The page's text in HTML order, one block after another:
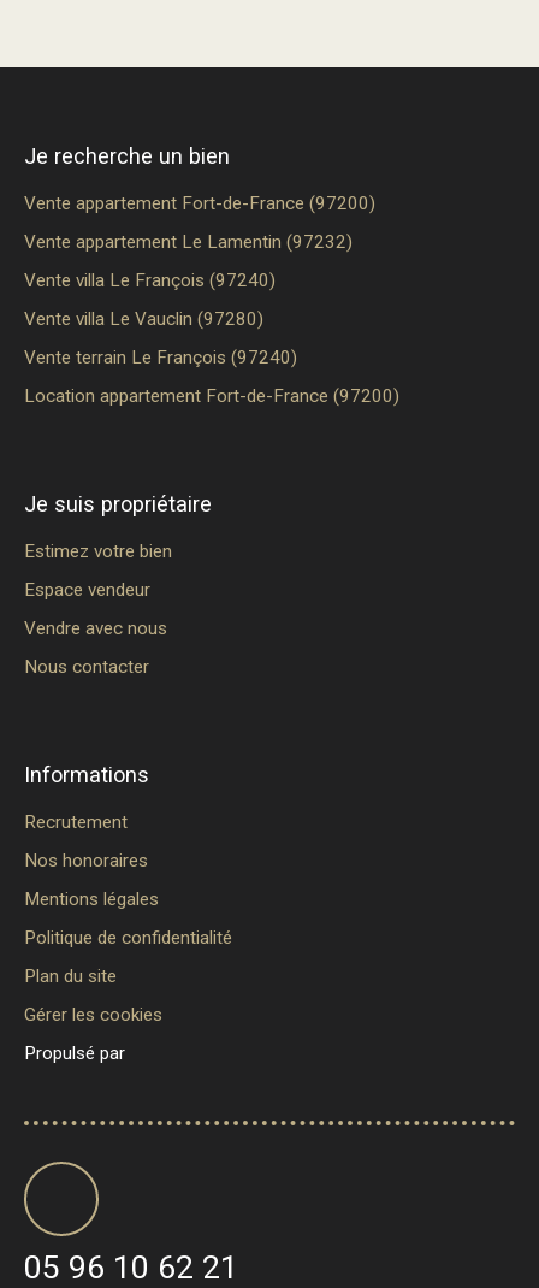
Je recherche un bien
Vente appartement Fort-de-France (97200)
Vente appartement Le Lamentin (97232)
Vente villa Le François (97240)
Vente villa Le Vauclin (97280)
Vente terrain Le François (97240)
Location appartement Fort-de-France (97200)
Je suis propriétaire
Estimez votre bien
Espace vendeur
Vendre avec nous
Nous contacter
Informations
Recrutement
Nos honoraires
Mentions légales
Politique de confidentialité
Plan du site
Gérer les cookies
Propulsé par
05 96 10 62 21